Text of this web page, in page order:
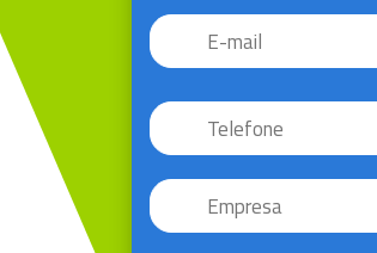
E-
mail
Telefone *
Empresa